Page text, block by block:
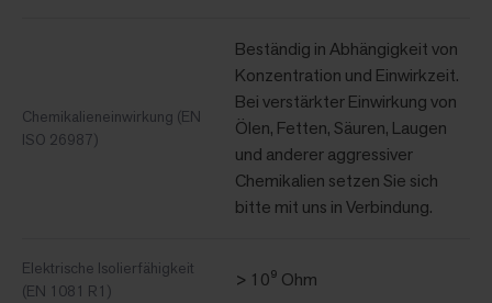
Chemikalieneinwirkung (EN
ISO 26987)
Beständig in Abhängigkeit von
Konzentration und Einwirkzeit.
Bei verstärkter Einwirkung von
Ölen, Fetten, Säuren, Laugen
und anderer aggressiver
Chemikalien setzen Sie sich
bitte mit uns in Verbindung.
Elektrische Isolierfähigkeit
(EN 1081 R1)
> 10⁹ Ohm